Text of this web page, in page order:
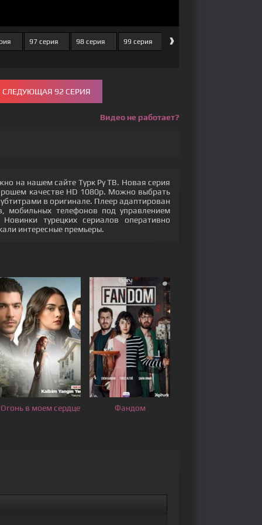
97 серия 98 серия 99 серия 100 серия
›
СЛЕДУЮЩАЯ 92 СЕРИЯ
Видео не работает?
на нашем сайте Турк Ру ТВ. Новая серия
качестве HD 1080p. Можно выбрать
в оригинале. Плеер адаптирован
мобильных телефонов под управлением
турецких сериалов оперативно
интересные премьеры.
Огонь в моем сердце Фандом